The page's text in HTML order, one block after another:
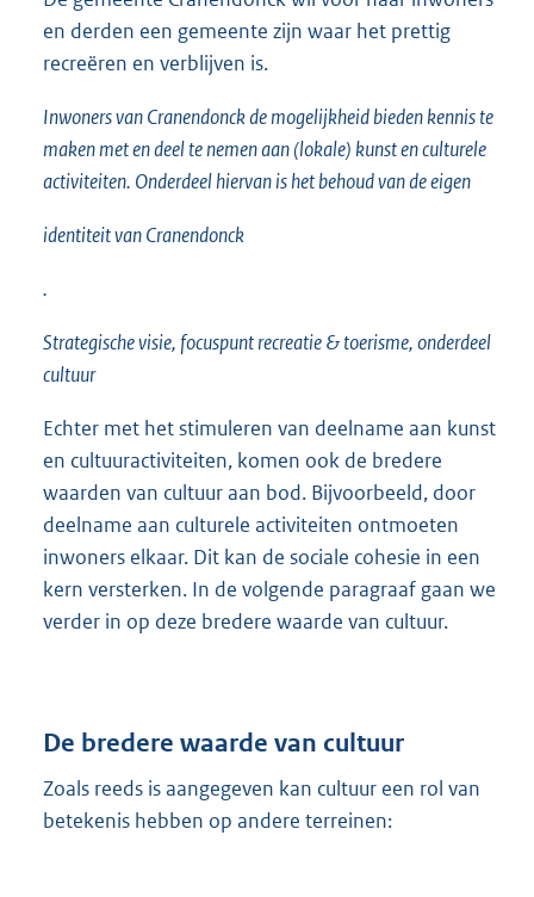
en derden een gemeente zijn waar het prettig
recreëren en verblijven is.
Inwoners van Cranendonck de mogelijkheid bieden kennis te
maken met en deel te nemen aan (lokale) kunst en culturele
activiteiten. Onderdeel hiervan is het behoud van de eigen
identiteit van Cranendonck
.
Strategische visie, focuspunt recreatie & toerisme, onderdeel
cultuur
Echter met het stimuleren van deelname aan kunst
en cultuuractiviteiten, komen ook de bredere
waarden van cultuur aan bod. Bijvoorbeeld, door
deelname aan culturele activiteiten ontmoeten
inwoners elkaar. Dit kan de sociale cohesie in een
kern versterken. In de volgende paragraaf gaan we
verder in op deze bredere waarde van cultuur.
De bredere waarde van cultuur
Zoals reeds is aangegeven kan cultuur een rol van
betekenis hebben op andere terreinen: